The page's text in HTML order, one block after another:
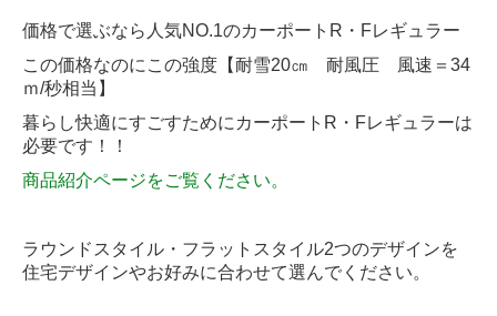
テラス囲い （サニージュ）
ガーデンルーム ページ
ガーデンルームGF
門まわり・車庫まわり・フェンス
フェンス
価格で選ぶなら人気NO.1のカーポートR・Fレギュラー
この価格なのにこの強度【耐雪20㎝ 耐風圧 風速＝34
ｍ/秒相当】
暮らし快適にすごすためにカーポートR・Fレギュラーは
必要です！！
商品紹介ページをご覧ください。
ラウンドスタイル・フラットスタイル2つのデザインを
住宅デザインやお好みに合わせて選んでください。